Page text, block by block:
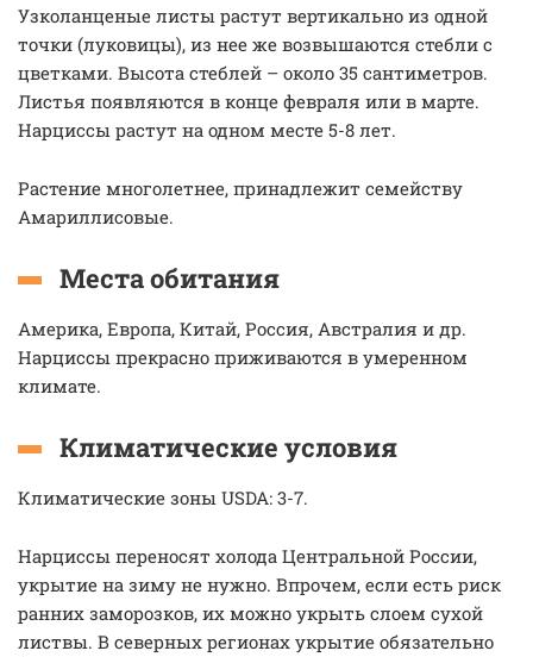
Узколанценые листы растут вертикально из одной
точки (луковицы), из нее же возвышаются стебли с
цветками. Высота стеблей – около 35 сантиметров.
Листья появляются в конце февраля или в марте.
Нарциссы растут на одном месте 5-8 лет.
Растение многолетнее, принадлежит семейству
Амариллисовые.
Места обитания
Америка, Европа, Китай, Россия, Австралия и др.
Нарциссы прекрасно приживаются в умеренном
климате.
Климатические условия
Климатические зоны USDA: 3-7.
Нарциссы переносят холода Центральной России,
укрытие на зиму не нужно. Впрочем, если есть риск
ранних заморозков, их можно укрыть слоем сухой
листвы. В северных регионах укрытие обязательно